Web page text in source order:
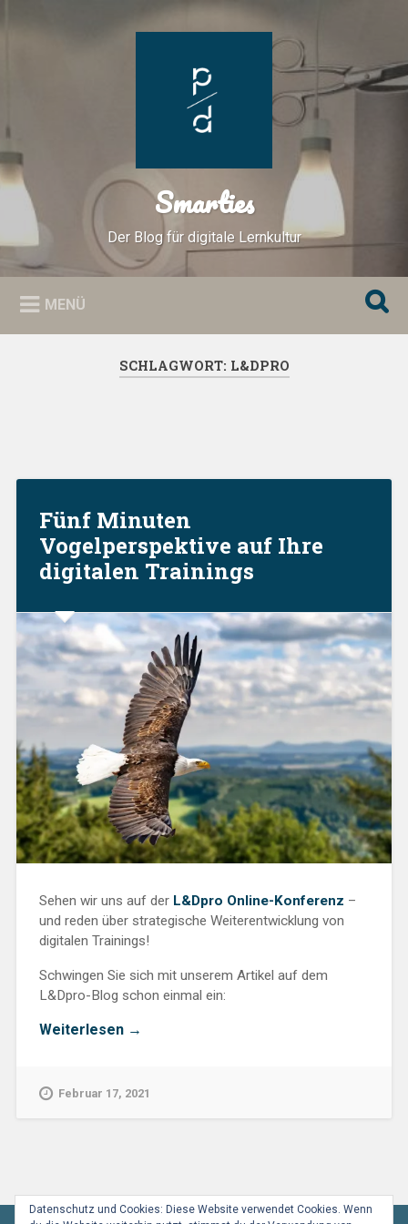
Smarties
Der Blog für digitale Lernkultur
MENÜ
SCHLAGWORT: L&DPRO
Fünf Minuten
Vogelperspektive auf Ihre
digitalen Trainings
Sehen wir uns auf der L&Dpro Online-Konferenz –
und reden über strategische Weiterentwicklung von
digitalen Trainings!
Schwingen Sie sich mit unserem Artikel auf dem
L&Dpro-Blog schon einmal ein:
Weiterlesen „Fünf
Ihre
→
Februar 17, 2021
Datenschutz und Cookies: Diese Website verwendet Cookies. Wenn